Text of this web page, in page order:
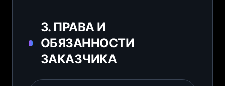
3. ПРАВА И
ОБЯЗАННОСТИ
ЗАКАЗЧИКА